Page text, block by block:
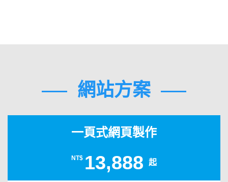
網站方案
一頁式網頁製作
NT$ 13,888 起